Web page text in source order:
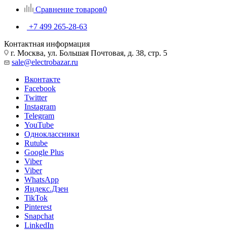
Сравнение товаров0
+7 499 265-28-63
Контактная информация
г. Москва, ул. Большая Почтовая, д. 38, стр. 5
sale@electrobazar.ru
Вконтакте
Facebook
Twitter
Instagram
Telegram
YouTube
Одноклассники
Rutube
Google Plus
Viber
Viber
WhatsApp
Яндекс.Дзен
TikTok
Pinterest
Snapchat
LinkedIn